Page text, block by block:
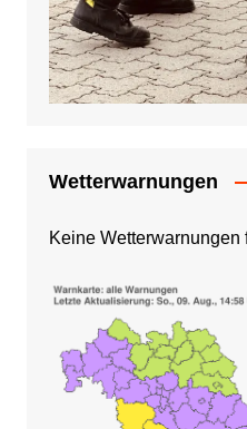
Wetterwarnungen
Keine